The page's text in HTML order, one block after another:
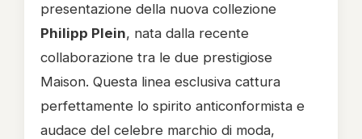
presentazione della nuova collezione
Philipp Plein, nata dalla recente
collaborazione tra le due prestigiose
Maison. Questa linea esclusiva cattura
perfettamente lo spirito anticonformista e
audace del celebre marchio di moda,